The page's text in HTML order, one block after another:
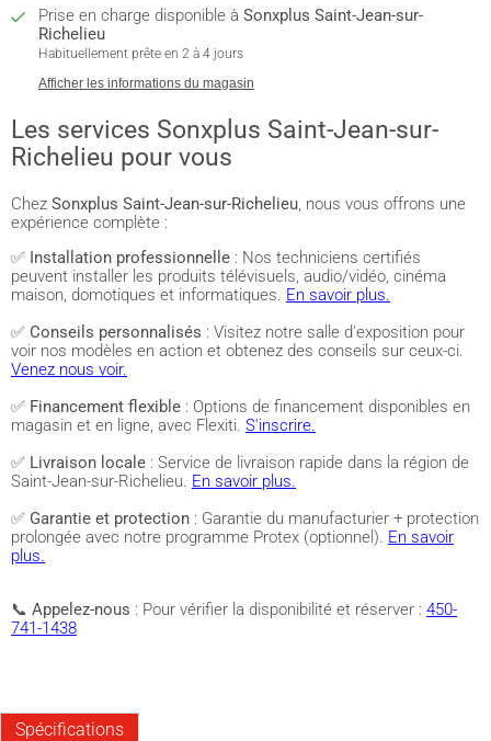
Prise en charge disponible à Sonxplus Saint-Jean-sur-
Richelieu
Habituellement prête en 2 à 4 jours
Afficher les informations du magasin
Les services Sonxplus Saint-Jean-sur-
Richelieu pour vous
Chez Sonxplus Saint-Jean-sur-Richelieu, nous vous offrons une
expérience complète :
✅ Installation professionnelle : Nos techniciens certifiés
peuvent installer les produits télévisuels, audio/vidéo, cinéma
maison, domotiques et informatiques. En savoir plus.
✅ Conseils personnalisés : Visitez notre salle d'exposition pour
voir nos modèles en action et obtenez des conseils sur ceux-ci.
Venez nous voir.
✅ Financement flexible : Options de financement disponibles en
magasin et en ligne, avec Flexiti. S'inscrire.
✅ Livraison locale : Service de livraison rapide dans la région de
Saint-Jean-sur-Richelieu. En savoir plus.
✅ Garantie et protection : Garantie du manufacturier + protection
prolongée avec notre programme Protex (optionnel). En savoir
plus.
📞 Appelez-nous : Pour vérifier la disponibilité et réserver : 450-
741-1438
Spécifications